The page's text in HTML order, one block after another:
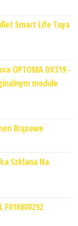
Smart Life Tuya
OPTOMA DX319 -
module
Brązowe
Szklana Na